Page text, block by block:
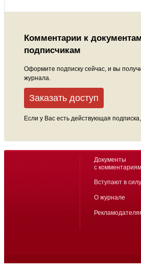
Комментарии к
подписчикам
Оформите подписку сейчас, и вы
журнала.
Заказать доступ
Если у Вас есть действующая
Документы
с
Вступают в силу
О журнале